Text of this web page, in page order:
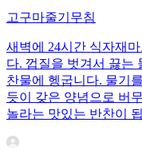
고구마줄기무침
새벽에 24시간 식자재
다. 껍질을 벗겨서 끓는
찬물에 헹굽니다. 물기
듯이 갖은 양념으로 버
놀라는 맛있는 반찬이